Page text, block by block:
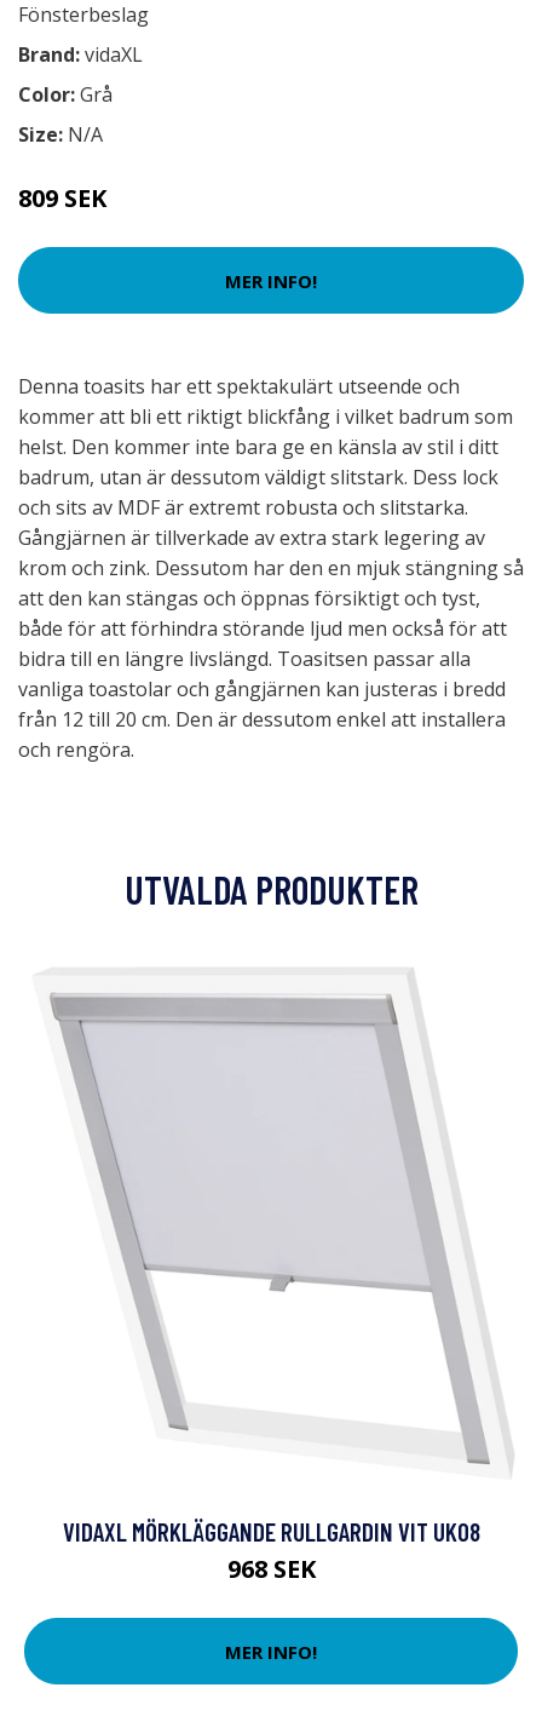
Fönsterbeslag
Brand:vidaXL
Color:Grå
Size: N/A
809 SEK
MER INFO!
Denna toasits har ett spektakulärt utseende och
kommer att bli ett riktigt blickfång i vilket badrum som
helst. Den kommer inte bara ge en känsla av stil i ditt
badrum, utan är dessutom väldigt slitstark. Dess lock
och sits av MDF är extremt robusta och slitstarka.
Gångjärnen är tillverkade av extra stark legering av
krom och zink. Dessutom har den en mjuk stängning så
att den kan stängas och öppnas försiktigt och tyst,
både för att förhindra störande ljud men också för att
bidra till en längre livslängd. Toasitsen passar alla
vanliga toastolar och gångjärnen kan justeras i bredd
från 12 till 20 cm. Den är dessutom enkel att installera
och rengöra.
UTVALDA PRODUKTER
VIDAXL MÖRKLÄGGANDE RULLGARDIN VIT UK08
968 SEK
MER INFO!